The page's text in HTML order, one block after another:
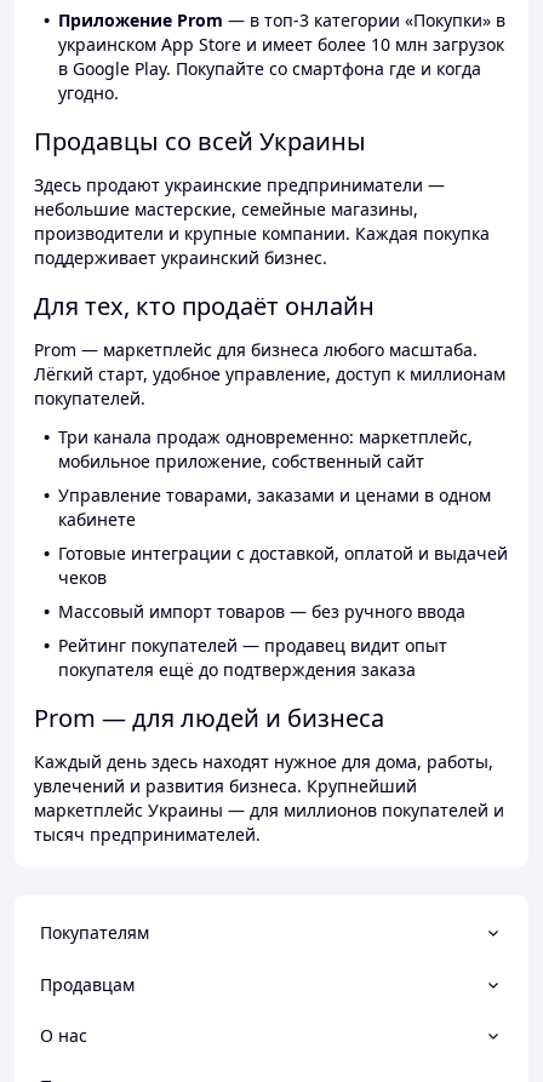
Приложение Prom — в топ-3 категории «Покупки» в
украинском App Store и имеет более 10 млн загрузок
в Google Play. Покупайте со смартфона где и когда
угодно.
Продавцы со всей Украины
Здесь продают украинские предприниматели —
небольшие мастерские, семейные магазины,
производители и крупные компании. Каждая покупка
поддерживает украинский бизнес.
Для тех, кто продаёт онлайн
Prom — маркетплейс для бизнеса любого масштаба.
Лёгкий старт, удобное управление, доступ к миллионам
покупателей.
Три канала продаж одновременно: маркетплейс,
мобильное приложение, собственный сайт
Управление товарами, заказами и ценами в одном
кабинете
Готовые интеграции с доставкой, оплатой и выдачей
чеков
Массовый импорт товаров — без ручного ввода
Рейтинг покупателей — продавец видит опыт
покупателя ещё до подтверждения заказа
Prom — для людей и бизнеса
Каждый день здесь находят нужное для дома, работы,
увлечений и развития бизнеса. Крупнейший
маркетплейс Украины — для миллионов покупателей и
тысяч предпринимателей.
Покупателям
Продавцам
О нас